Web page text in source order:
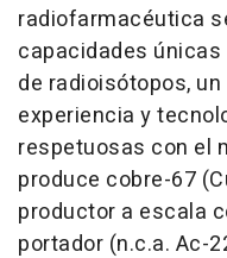
radiofarmacéutica
capacidades
de radioisótopos,
experiencia y
respetuosas con el
produce cobre-67
productor a escala
portador (n.c.a. Ac-